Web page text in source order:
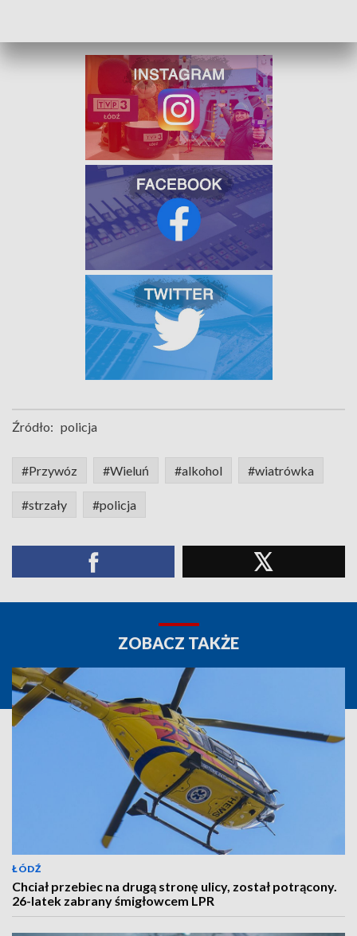
Źródło: policja
#Przywóz #Wieluń #alkohol #wiatrówka
#strzały #policja
ZOBACZ TAKŻE
ŁÓDŹ
Chciał przebiec na drugą stronę ulicy, został potrącony.
26-latek zabrany śmigłowcem LPR